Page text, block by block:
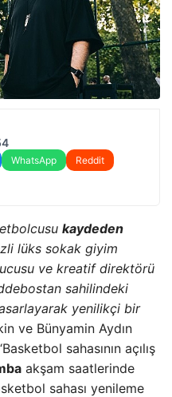
WhatsApp
Reddit
kaydeden
lüks sokak giyim
ve kreatif direktörü
sahilindeki
yenilikçi bir
ve Bünyamin Aydın
sahasının açılış
akşam saatlerinde
sahası yenileme